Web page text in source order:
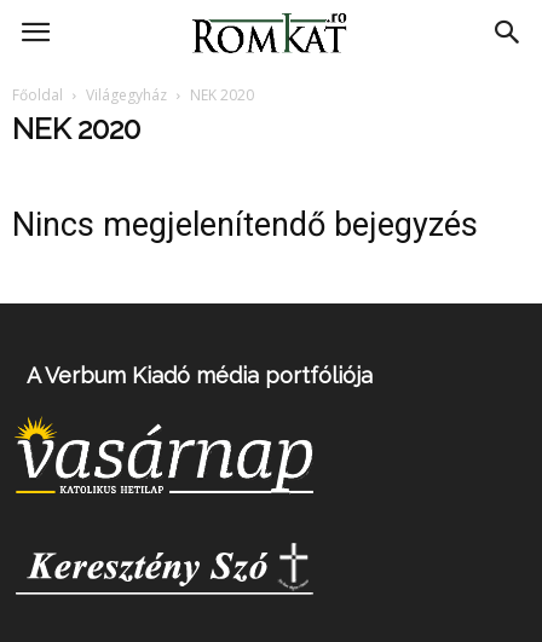
RomKat.ro
Főoldal Világegyház NEK 2020
NEK 2020
Nincs megjelenítendő bejegyzés
A Verbum Kiadó média portfóliója